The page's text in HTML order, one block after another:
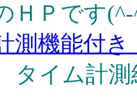
ＨＰです
測機能付
タイム計